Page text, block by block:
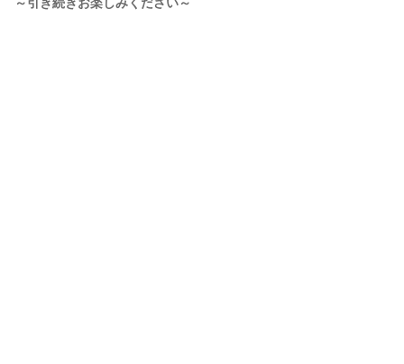
～引き続きお楽しみください～